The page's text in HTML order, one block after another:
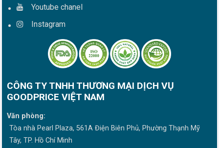
Youtube chanel
Instagram
CÔNG TY TNHH THƯƠNG MẠI DỊCH VỤ
GOODPRICE VIỆT NAM
Văn phòng:
Tòa nhà Pearl Plaza, 561A Điện Biên Phủ, Phường Thạnh Mỹ
Tây, TP. Hồ Chí Minh